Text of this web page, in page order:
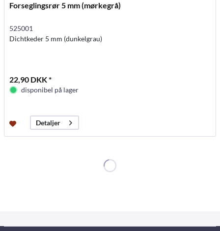
Forseglingsrør 5 mm (mørkegrå)
525001
Dichtkeder 5 mm (dunkelgrau)
22,90 DKK *
disponibel på lager
Detaljer